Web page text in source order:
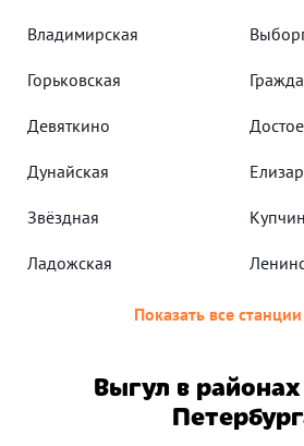
Владимирская
Горьковская
Девяткино
Дунайская
Звёздная
Ладожская
Показать все
Выгул в